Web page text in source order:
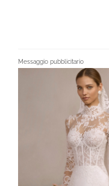
Messaggio pubblicitario